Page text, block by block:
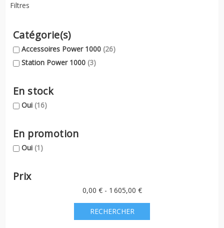
Filtres
Catégorie(s)
Accessoires Power 1000 (26)
Station Power 1000 (3)
En stock
Oui (16)
En promotion
Oui (1)
Prix
0,00 € - 1 605,00 €